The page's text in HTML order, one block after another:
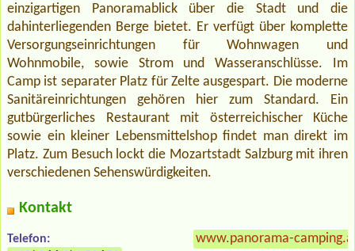
einzigartigen Panoramablick über die Stadt und die
dahinterliegenden Berge bietet. Er verfügt über komplette
Versorgungseinrichtungen für Wohnwagen und
Wohnmobile, sowie Strom und Wasseranschlüsse. Im
Camp ist separater Platz für Zelte ausgespart. Die moderne
Sanitäreinrichtungen gehören hier zum Standard. Ein
gutbürgerliches Restaurant mit österreichischer Küche
sowie ein kleiner Lebensmittelshop findet man direkt im
Platz. Zum Besuch lockt die Mozartstadt Salzburg mit ihren
verschiedenen Sehenswürdigkeiten.
Kontakt
Telefon: www.panorama-